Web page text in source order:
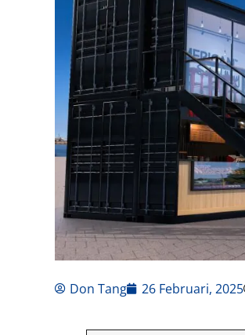
Don Tang 26 Februari, 2025